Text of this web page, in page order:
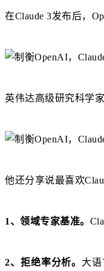
在Claude 3发布后，
英伟达高级研究科学
他还分享说最喜欢
1、领域专家基准。
2、拒绝率分析。 大